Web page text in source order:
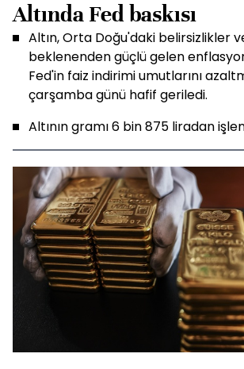
Altında Fed baskısı
Altın, Orta Doğu'daki belirsizlikler
beklenenden güçlü gelen
Fed'in faiz indirimi umutlarını
çarşamba günü hafif geriledi.
Altının gramı 6 bin 875 liradan